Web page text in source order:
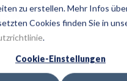
zu erstellen. Mehr Infos
Cookies finden Sie in
.
Cookie-Einstellungen